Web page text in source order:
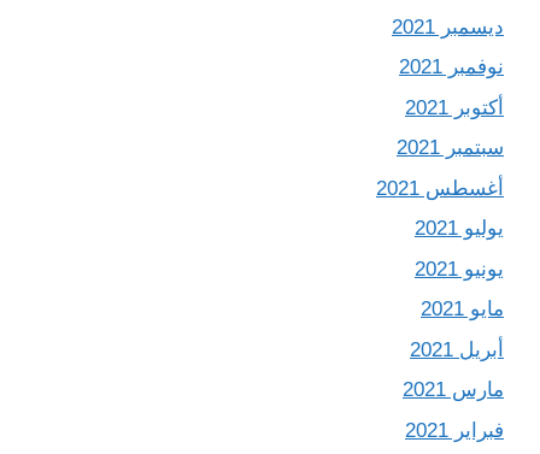
ديسمبر 2021
نوفمبر 2021
أكتوبر 2021
سبتمبر 2021
أغسطس 2021
يوليو 2021
يونيو 2021
مايو 2021
أبريل 2021
مارس 2021
فبراير 2021